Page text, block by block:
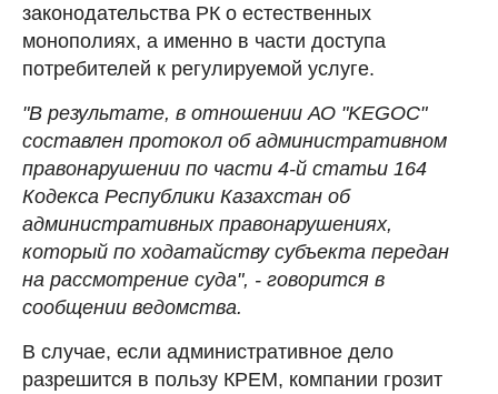
законодательства РК о естественных
монополиях, а именно в части доступа
потребителей к регулируемой услуге.
"В результате, в отношении АО "KEGOC"
составлен протокол об административном
правонарушении по части 4-й статьи 164
Кодекса Республики Казахстан об
административных правонарушениях,
который по ходатайству субъекта передан
на рассмотрение суда", - говорится в
сообщении ведомства.
В случае, если административное дело
разрешится в пользу КРЕМ, компании грозит